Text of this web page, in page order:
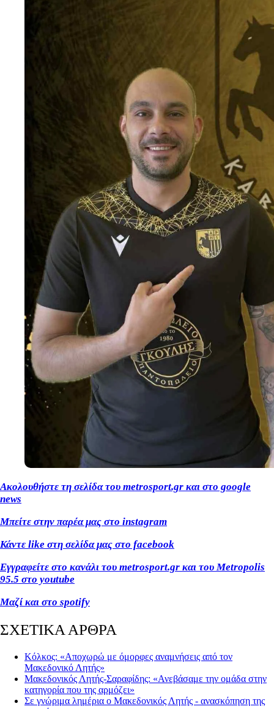
Ακολουθήστε τη σελίδα του metrosport.gr και στο google
news
Μπείτε στην παρέα μας στο instagram
Κάντε like στη σελίδα μας στο facebook
Εγγραφείτε στο κανάλι του metrosport.gr και του Metropolis
95.5 στο youtube
Μαζί και στο spotify
ΣΧΕΤΙΚΑ ΑΡΘΡΑ
Κόλκος: «Αποχωρώ με όμορφες αναμνήσεις από τον
Μακεδονικό Λητής»
Μακεδονικός Λητής-Σαραφίδης: «Ανεβάσαμε την ομάδα στην
κατηγορία που της αρμόζει»
Σε γνώριμα λημέρια ο Μακεδονικός Λητής - ανασκόπηση της